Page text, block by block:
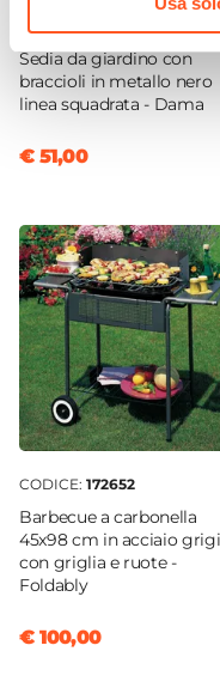
54 cm
Profondità
52 cm
83 cm
45 cm
Braccioli
Si
Materiale Seduta
Metallo
Colore Seduta
Nero
Materiale
Metallo
Colore Struttura
Nero
Verniciatura
Caratteristiche
Sedia da giardino con
braccioli in metallo nero
linea squadrata - Dama
€ 51,00
CODICE: 172652
Barbecue a carbonella
45x98 cm in acciaio
con griglia e ruote -
Foldably
€ 100,00